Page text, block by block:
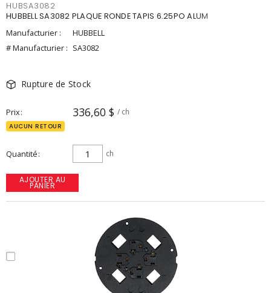
HUBSA3082
HUBBELL SA3082 PLAQUE RONDE TAPIS 6.25PO ALUM
Manufacturier :
HUBBELL
# Manufacturier : SA3082
Rupture de Stock
Prix 336,60 $ / ch
AUCUN RETOUR
Quantité ch
AJOUTER AU
PANIER